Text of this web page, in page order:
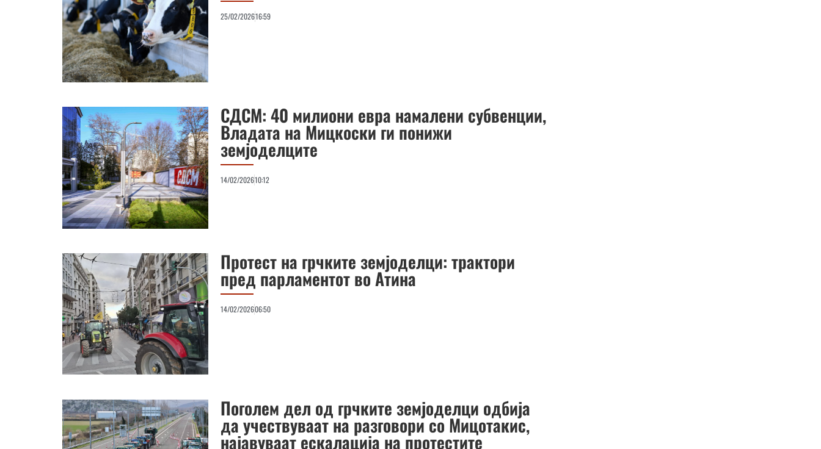
25/02/202616:59
СДСМ: 40 милиони евра намалени субвенции,
Владата на Мицкоски ги понижи
земјоделците
14/02/202610:12
Протест на грчките земјоделци: трактори
пред парламентот во Атина
14/02/202606:50
Поголем дел од грчките земјоделци одбија
да учествуваат на разговори со Мицотакис,
најавуваат ескалација на протестите